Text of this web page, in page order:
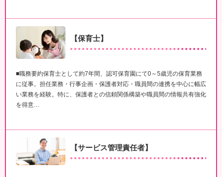
【保育士】
■職務要約保育士として約7年間、認可保育園にて0～5歳児の保育業務
に従事。担任業務・行事企画・保護者対応・職員間の連携を中心に幅広
い業務を経験。特に、保護者との信頼関係構築や職員間の情報共有強化
を得意…
【サービス管理責任者】